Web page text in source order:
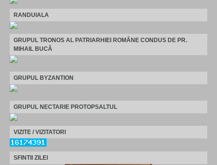
RANDUIALA
GRUPUL TRONOS AL PATRIARHIEI ROMÂNE CONDUS DE PR.
MIHAIL BUCĂ
GRUPUL BYZANTION
GRUPUL NECTARIE PROTOPSALTUL
VIZITE / VIZITATORI
SFINTII ZILEI